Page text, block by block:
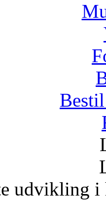
udvikling